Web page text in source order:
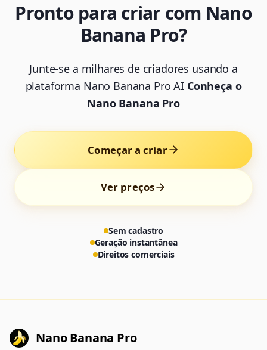
Pronto para criar com Nano
Banana Pro?
Junte-se a milhares de criadores usando a
plataforma Nano Banana Pro AI Conheça o
Nano Banana Pro
Começar a criar
Ver preços
Sem cadastro
Geração instantânea
Direitos comerciais
Nano Banana Pro